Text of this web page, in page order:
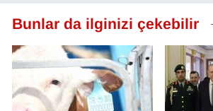
Bunlar da ilginizi çekebilir